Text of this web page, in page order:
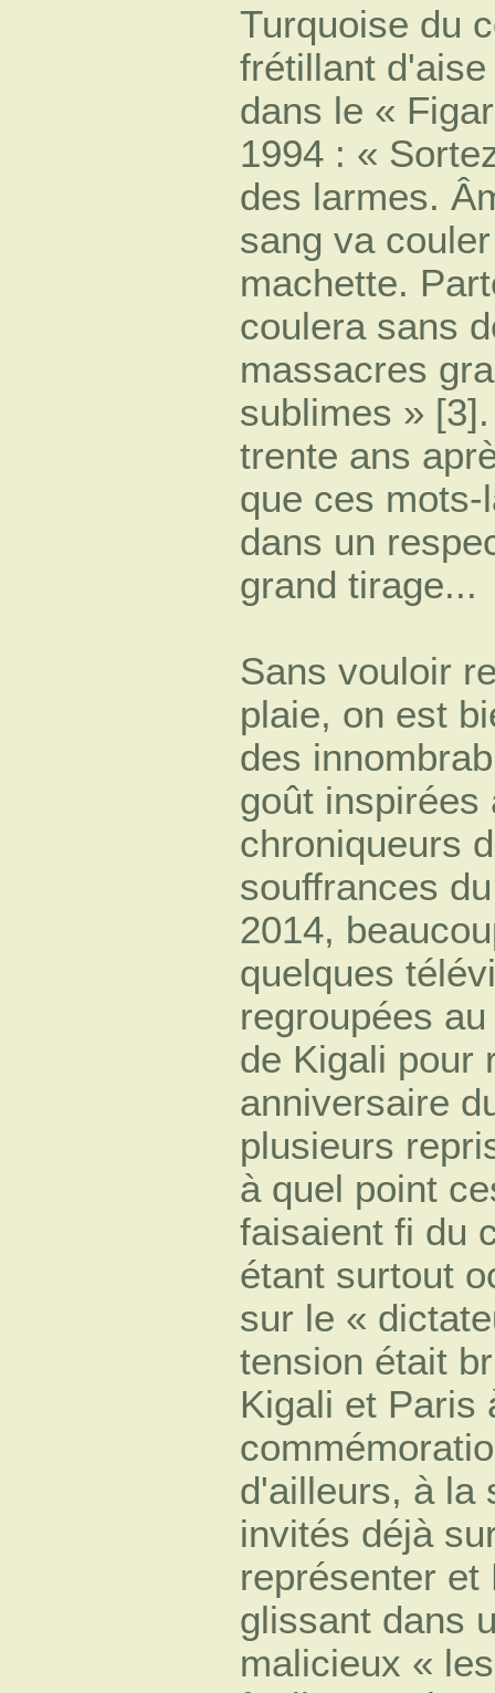
Turquoise du
frétillant
dans le «
1994 : «
des larmes.
sang va
machette.
coulera sans
massacres
sublimes »
trente ans
que ces
dans un
grand tirage...
Sans vouloir
plaie, on est
des
goût inspirées
chroniqueurs
souffrances
2014,
quelques
regroupées
de Kigali pour
anniversaire
plusieurs
à quel point
faisaient fi du
étant surtout
sur le «
tension était
Kigali et Paris
d'ailleurs, à la
invités déjà
représenter et
glissant dans
malicieux «